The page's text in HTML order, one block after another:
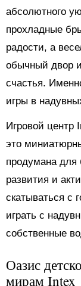
абсолютного
прохладные
радости, а
обычный двор
счастья.
игры в
Игровой центр
это
продумана для
развития и
скатываться с
играть с
собственные
Оазис
мирам Intex